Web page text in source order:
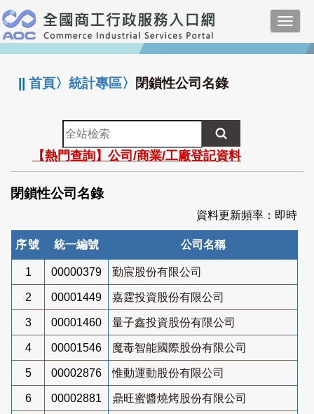
跳
到
主
要
:::
||首頁〉統計專區〉 閉鎖性公司名錄
全
站
檢
索
【熱門查詢】公司/商業/工廠登記資料
閉鎖性公司名錄
資料更新頻率：即時
序號 統一編號 公司名稱
1 00000379 勤宸股份有限公司
2 00001449 嘉霆投資股份有限公司
3 00001460 量子鑫投資股份有限公司
4 00001546 魔毒智能國際股份有限公司
5 00002876 惟動運動股份有限公司
6 00002881 鼎旺蜜醬燒烤股份有限公司